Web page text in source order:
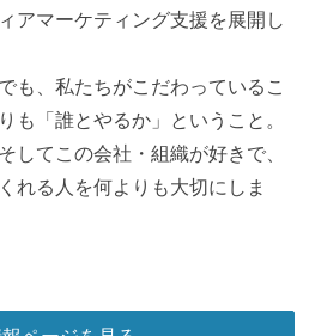
アマーケティング支援を展開し
も、私たちがこだわっているこ
も「誰とやるか」ということ。
してこの会社・組織が好きで、
れる人を何よりも大切にしま